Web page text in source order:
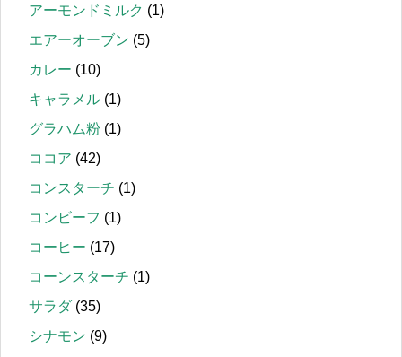
アーモンドミルク (1)
エアーオーブン (5)
カレー (10)
キャラメル (1)
グラハム粉 (1)
ココア (42)
コンスターチ (1)
コンビーフ (1)
コーヒー (17)
コーンスターチ (1)
サラダ(35)
シナモン (9)